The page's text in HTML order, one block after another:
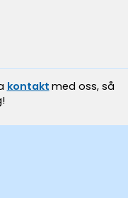
kontakt med oss, så